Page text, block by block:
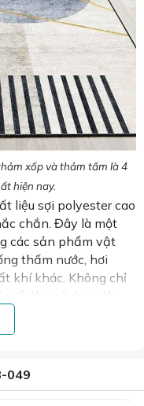
xốp và thảm tấm là 4
hiện nay.
liệu sợi polyester cao
chắn. Đây là một
các sản phẩm vật
thấm nước, hơi
khí khác. Không chỉ
thọ sử dụng lâu
1.6m x 2.2m
nhiều mẫu mã, họa
tìm được sản phẩm
049